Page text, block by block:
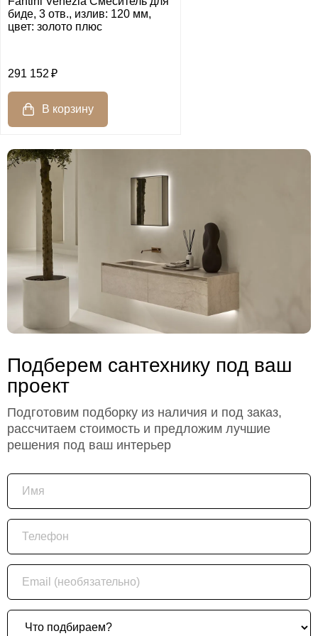
биде, 3 отв., излив: 120 мм,
цвет: золото плюс
291 152
Подберем сантехнику под ваш
проект
Подготовим подборку из наличия и под заказ,
рассчитаем стоимость и предложим лучшие
решения под ваш интерьер
Имя
Телефон
Email (необязательно)
Что подбираем?